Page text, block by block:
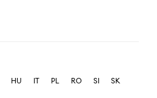
HU IT PL RO SI
SK